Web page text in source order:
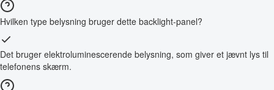
Hvilken type belysning bruger dette backlight-panel?
Det bruger elektroluminescerende belysning, som giver et jævnt lys til
telefonens skærm.